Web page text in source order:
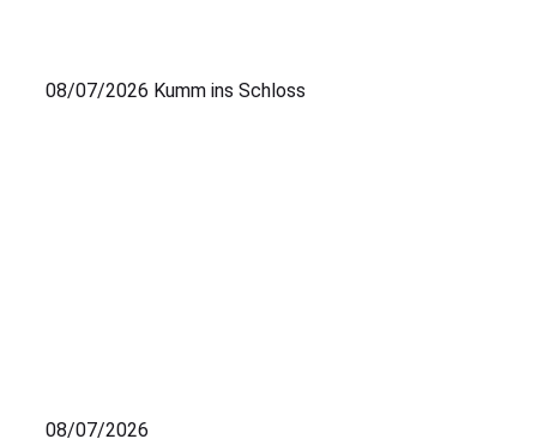
08/07/2026 Kumm ins Schloss
08/07/2026